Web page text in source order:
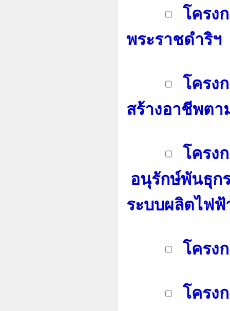
โครง
พระราชดำริฯ
โครง
สร้างอาชีพตา
โครง
อนุรักษ์พันธุก
ระบบผลิตไฟฟ้
โครง
โครง